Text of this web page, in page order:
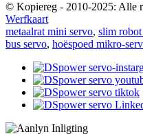
© Kopiereg - 2010-2025: Alle
Werfkaart
metaalrat mini servo, slim
bus servo, hoëspoed mikro-